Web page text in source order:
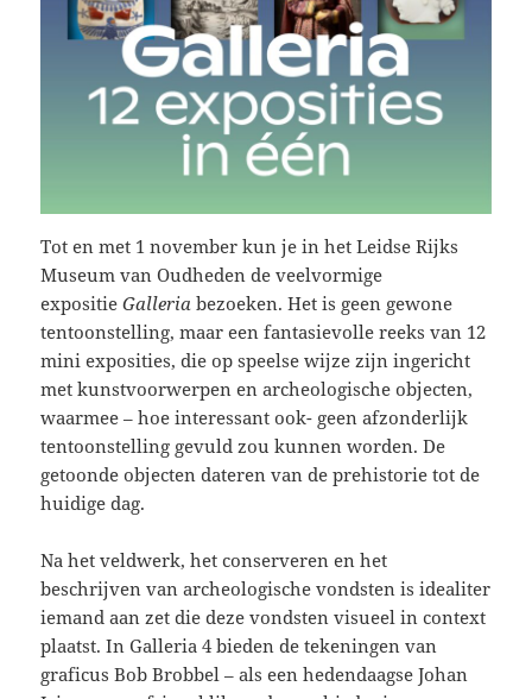
Tot en met 1 november kun je in het Leidse Rijks
Museum van Oudheden de veelvormige
expositieGalleriabezoeken. Het is geen gewone
tentoonstelling, maar een fantasievolle reeks van 12
mini exposities, die op speelse wijze zijn ingericht
met kunstvoorwerpen en archeologische objecten,
waarmee – hoe interessant ook- geen afzonderlijk
tentoonstelling gevuld zou kunnen worden. De
getoonde objecten dateren van de prehistorie tot de
huidige dag.
Na het veldwerk, het conserveren en het
beschrijven van archeologische vondsten is idealiter
iemand aan zet die deze vondsten visueel in context
plaatst. In Galleria 4 bieden de tekeningen van
graficus Bob Brobbel – als een hedendaagse Johan